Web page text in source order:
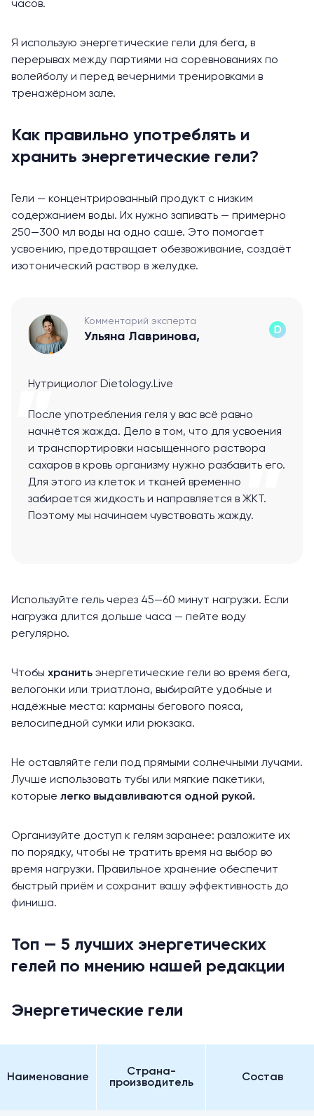
часов.
Я использую энергетические гели для бега, в
перерывах между партиями на соревнованиях по
волейболу и перед вечерними тренировками в
тренажёрном зале.
Как правильно употреблять и
хранить энергетические гели?
Гели — концентрированный продукт с низким
содержанием воды. Их нужно запивать — примерно
250—300 мл воды на одно саше. Это помогает
усвоению, предотвращает обезвоживание, создаёт
изотонический раствор в желудке.
Комментарий эксперта
Ульяна Лавринова,
Нутрициолог Dietology.Live
После употребления геля у вас всё равно
начнётся жажда. Дело в том, что для усвоения
и транспортировки насыщенного раствора
сахаров в кровь организму нужно разбавить его.
Для этого из клеток и тканей временно
забирается жидкость и направляется в ЖКТ.
Поэтому мы начинаем чувствовать жажду.
Используйте гель через 45—60 минут нагрузки. Если
нагрузка длится дольше часа — пейте воду
регулярно.
Чтобы хранить энергетические гели во время бега,
велогонки или триатлона, выбирайте удобные и
надёжные места: карманы бегового пояса,
велосипедной сумки или рюкзака.
Не оставляйте гели под прямыми солнечными лучами.
Лучше использовать тубы или мягкие пакетики,
которые легко выдавливаются одной рукой.
Организуйте доступ к гелям заранее: разложите их
по порядку, чтобы не тратить время на выбор во
время нагрузки. Правильное хранение обеспечит
быстрый приём и сохранит вашу эффективность до
финиша.
Топ — 5 лучших энергетических
гелей по мнению нашей редакции
Энергетические гели
Наименование
Страна-
производитель
Состав